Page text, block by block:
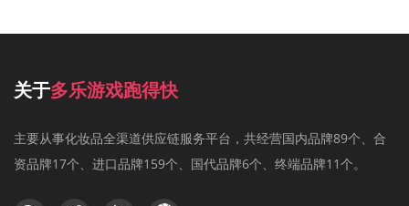
关于多乐游戏跑得快
主要从事化妆品全渠道供应链服务平台，共经营国内品牌89个、合
资品牌17个、进口品牌159个、国代品牌6个、终端品牌11个。